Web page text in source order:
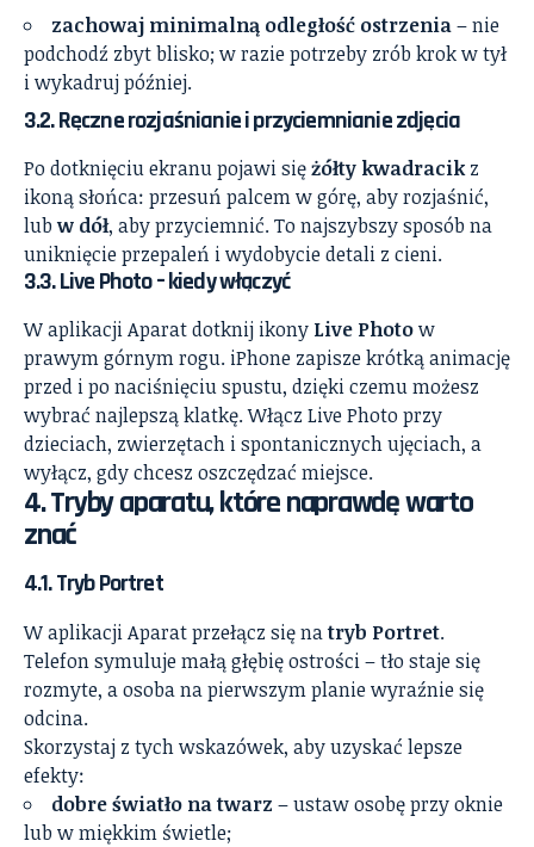
zachowaj minimalną odległość ostrzenia– nie
podchodź zbyt blisko; w razie potrzeby zrób krok w tył
i wykadruj później.
3.2. Ręczne rozjaśnianie i przyciemnianie zdjęcia
Po dotknięciu ekranu pojawi siężółty kwadracikz
ikoną słońca: przesuń palcem w górę, aby rozjaśnić,
lubw dół, aby przyciemnić. To najszybszy sposób na
uniknięcie przepaleń i wydobycie detali z cieni.
3.3. Live Photo – kiedy włączyć
W aplikacji Aparat dotknij ikony Live Photow
prawym górnym rogu. iPhone zapisze krótką animację
przed i po naciśnięciu spustu, dzięki czemu możesz
wybrać najlepszą klatkę. Włącz Live Photo przy
dzieciach, zwierzętach i spontanicznych ujęciach, a
wyłącz, gdy chcesz oszczędzać miejsce.
4. Tryby aparatu, które naprawdę warto
znać
4.1. Tryb Portret
W aplikacji Aparat przełącz się natryb Portret.
Telefon symuluje małą głębię ostrości – tło staje się
rozmyte, a osoba na pierwszym planie wyraźnie się
odcina.
Skorzystaj z tych wskazówek, aby uzyskać lepsze
efekty:
dobre światło na twarz – ustaw osobę przy oknie
lub w miękkim świetle;